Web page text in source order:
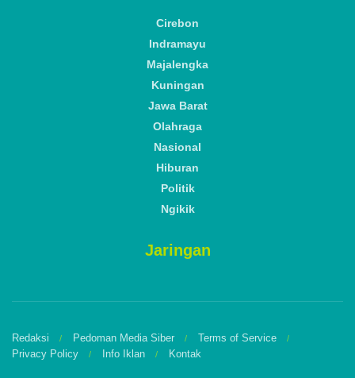
Cirebon
Indramayu
Majalengka
Kuningan
Jawa Barat
Olahraga
Nasional
Hiburan
Politik
Ngikik
Jaringan
Redaksi Pedoman Media Siber
Terms of Service
Privacy Policy
Info Iklan Kontak